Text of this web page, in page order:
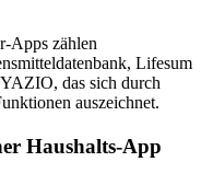
Apps zählen
Lifesum
das sich durch
auszeichnet.
Haushalts-App